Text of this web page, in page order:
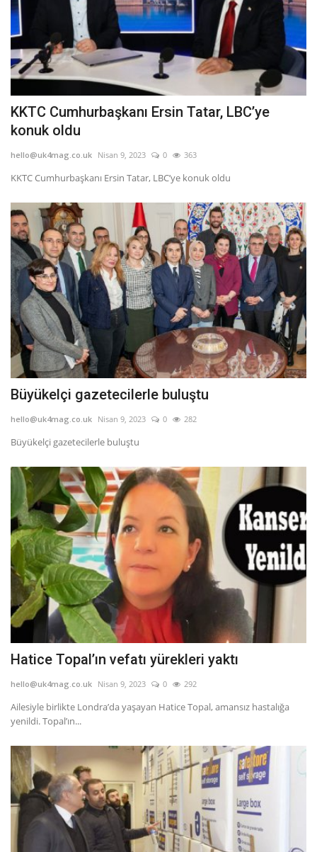
KKTC Cumhurbaşkanı Ersin Tatar, LBC’ye
konuk oldu
hello@uk4mag.co.uk Nisan 9, 2023 0 363
KKTC Cumhurbaşkanı Ersin Tatar, LBC’ye konuk oldu
Büyükelçi gazetecilerle buluştu
hello@uk4mag.co.uk Nisan 9, 2023 0 282
Büyükelçi gazetecilerle buluştu
Hatice Topal’ın vefatı yürekleri yaktı
hello@uk4mag.co.uk Nisan 9, 2023 0 292
Ailesiyle birlikte Londra’da yaşayan Hatice Topal, amansız hastalığa
yenildi. Topal’ın...